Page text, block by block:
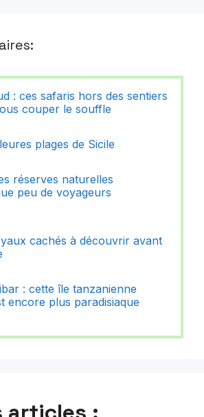
: ces safaris hors des sentiers
couper le souffle
plages de Sicile
réserves naturelles
peu de voyageurs
cachés à découvrir avant
: cette île tanzanienne
encore plus paradisiaque